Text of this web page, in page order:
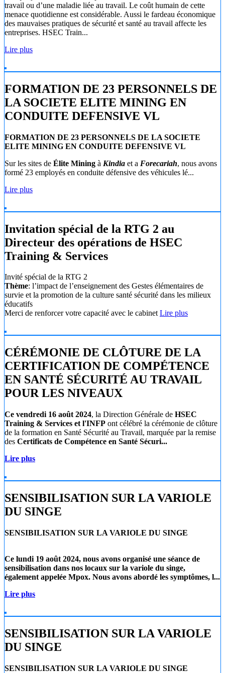
travail ou d’une maladie liée au travail. Le coût humain de cette
menace quotidienne est considérable. Aussi le fardeau économique
des mauvaises pratiques de sécurité et santé au travail affecte les
entreprises. HSEC Train...
Lire plus
FORMATION DE 23 PERSONNELS DE
LA SOCIETE ELITE MINING EN
CONDUITE DEFENSIVE VL
FORMATION DE 23 PERSONNELS DE LA SOCIETE
ELITE MINING EN CONDUITE DEFENSIVE VL
Sur les sites de Élite Mining à Kindia et a Forecariah, nous avons
formé 23 employés en conduite défensive des véhicules lé...
Lire plus
Invitation spécial de la RTG 2 au
Directeur des opérations de HSEC
Training & Services
Invité spécial de la RTG 2
Thème: l’impact de l’enseignement des Gestes élémentaires de
survie et la promotion de la culture santé sécurité dans les milieux
éducatifs
Merci de renforcer votre capacité avec le cabinetLire plus
CÉRÉMONIE DE CLÔTURE DE LA
CERTIFICATION DE COMPÉTENCE
EN SANTÉ SÉCURITÉ AU TRAVAIL
POUR LES NIVEAUX
Ce vendredi 16 août 2024, la Direction Générale de HSEC
Training & Services et l'INFP ont célébré la cérémonie de clôture
de la formation en Santé Sécurité au Travail, marquée par la remise
des Certificats de Compétence en Santé Sécuri...
Lire plus
SENSIBILISATION SUR LA VARIOLE
DU SINGE
SENSIBILISATION SUR LA VARIOLE DU SINGE
Ce lundi 19 août 2024, nous avons organisé une séance de
sensibilisation dans nos locaux sur la variole du singe,
également appelée Mpox. Nous avons abordé les symptômes, l...
Lire plus
SENSIBILISATION SUR LA VARIOLE
DU SINGE
SENSIBILISATION SUR LA VARIOLE DU SINGE